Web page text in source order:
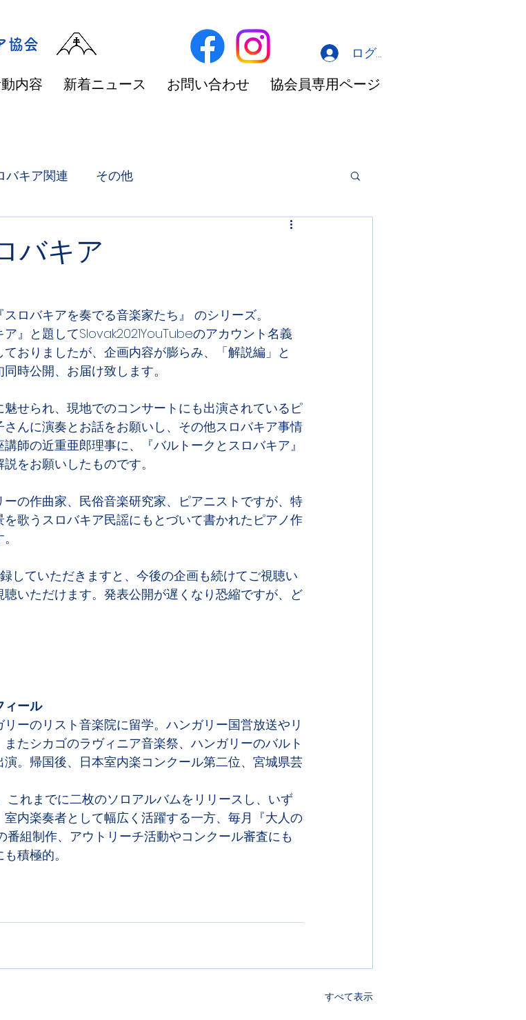
協会
内容 新着ニュース お問い合わせ 協会員専用ページ
ログイン
バキア関連 その他
バキア
ロバキアを奏でる音楽家たち』 のシリーズ。
』と題してSlovak2021YouTubeのアカウント名義
おりましたが、企画内容が膨らみ、「解説編」と
時公開、お届け致します。
せられ、現地でのコンサートにも出演されているピ
んに演奏とお話をお願いし、その他スロバキア事情
師の近重亜郎理事に、『バルトークとスロバキア』
をお願いしたものです。
の作曲家、民俗音楽研究家、ピアニストですが、特
歌うスロバキア民謡にもとづいて書かれたピアノ作
していただきますと、今後の企画も続けてご視聴い
いただけます。発表公開が遅くなり恐縮ですが、ど
フィール
ーのリスト音楽院に留学。ハンガリー国営放送やリ
たシカゴのラヴィニア音楽祭、ハンガリーのバルト
。帰国後、日本室内楽コンクール第二位、宮城県芸
これまでに二枚のソロアルバムをリリースし、いず
内楽奏者として幅広く活躍する一方、毎月『大人の
組制作、アウトリーチ活動やコンクール審査にも
積極的。
すべて表示